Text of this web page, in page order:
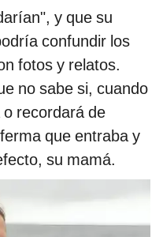
y que su
confundir los
fotos y relatos.
no sabe si, cuando
recordará de
que entraba y
su mamá.